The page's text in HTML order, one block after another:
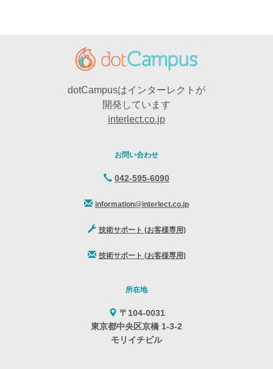
dotCampusはインターレクトが
開発しています
interlect.co.jp
お問い合わせ
042-595-6090
information@interlect.co.jp
技術サポート (お客様専用)
技術サポート (お客様専用)
所在地
〒104-0031
東京都中央区京橋 1-3-2
モリイチビル